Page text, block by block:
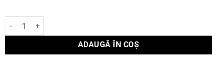
Cantitate Boxe Podea Marten Dexter Quintet
ADAUGĂ ÎN COȘ